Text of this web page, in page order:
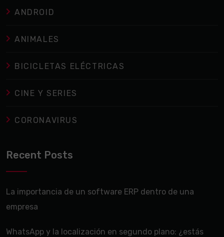
ANDROID
ANIMALES
BICICLETAS ELÉCTRICAS
CINE Y SERIES
CORONAVIRUS
Recent Posts
La importancia de un software ERP dentro de una
empresa
WhatsApp y la localización en segundo plano: ¿estás